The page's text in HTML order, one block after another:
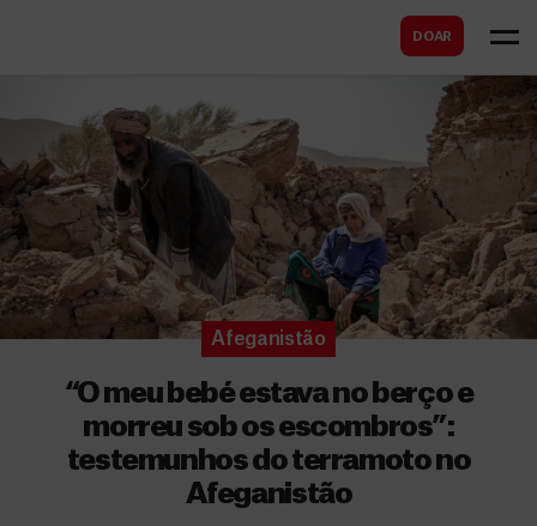
DOAR
r
Afeganistão
“O meu bebé estava no berço e
morreu sob os escombros”:
testemunhos do terramoto no
Afeganistão
c
r